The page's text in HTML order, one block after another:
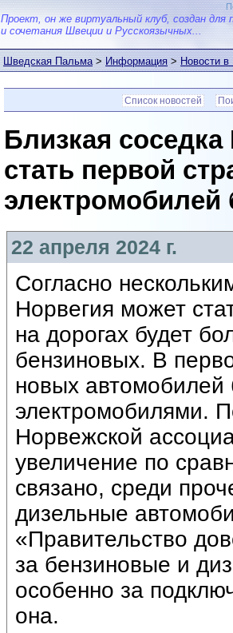
Проект, он же виртуальный клуб, создан для
и сочетания Швеции и Русскоязычных...
Шведская Пальма>Информация>Новости
Список новостей
Близкая
стать первой
22 апреля 2024 г.
Согласно
Норвегия может
на дорогах будет
бензиновых. В
новых
электромобилями.
Норвежской
увеличение по
связано, среди
дизельные
«Правительство
за бензиновые и
особенно за
она.